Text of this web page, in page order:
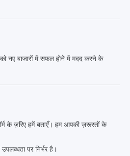
नए बाजारों में सफल होने में मदद करने के
के ज़रिए हमें बताएँ। हम आपकी ज़रूरतों के
पर निर्भर है।